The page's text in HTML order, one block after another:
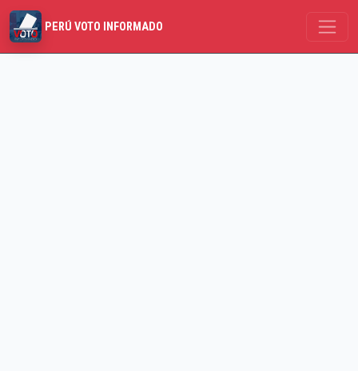
PERÚ VOTO INFORMADO